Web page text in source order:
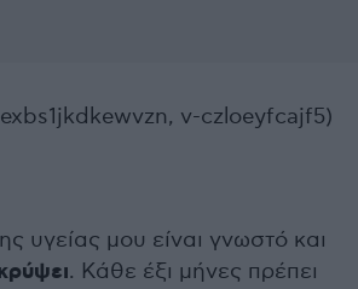
v-czloeyfcajf5)
υγείας μου είναι γνωστό και
. Κάθε έξι μήνες πρέπει